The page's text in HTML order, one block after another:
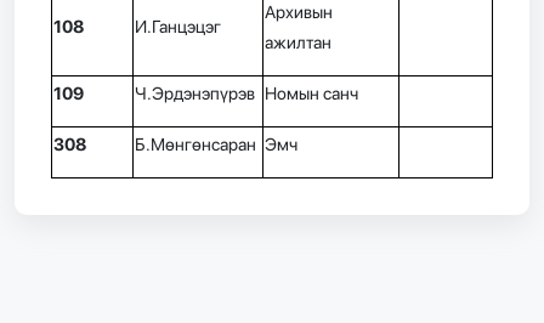
108 И.Ганцэцэг
Архивын
ажилтан
109 Ч.Эрдэнэпүрэв Номын санч
308 Б.Мөнгөнсаран Эмч